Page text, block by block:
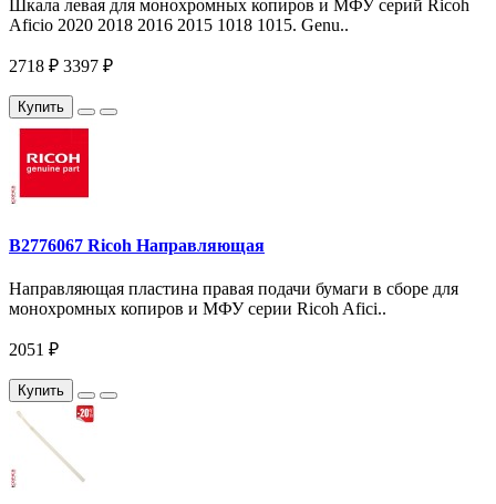
Шкала левая для монохромных копиров и МФУ серий Ricoh
Aficio 2020 2018 2016 2015 1018 1015. Genu..
2718 ₽ 3397 ₽
Купить
B2776067 Ricoh Направляющая
Направляющая пластина правая подачи бумаги в сборе для
монохромных копиров и МФУ серии Ricoh Afici..
2051 ₽
Купить